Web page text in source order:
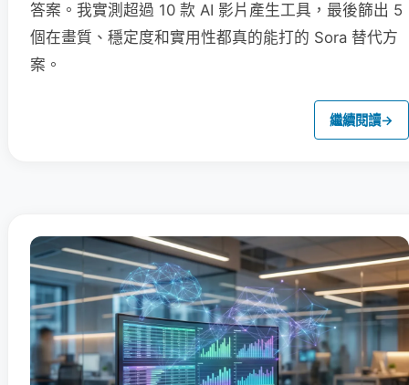
答案。我實測超過 10 款 AI 影片產生工具，最後篩出 5
個在畫質、穩定度和實用性都真的能打的 Sora 替代方
案。
繼續閱讀→